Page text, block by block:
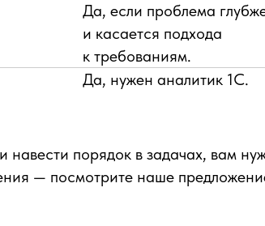
Да, если проблема
и касается подхода
к требованиям.
Да, нужен аналитик 1С.
порядок в задачах, вам
— посмотрите наше